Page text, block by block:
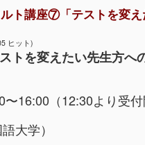
ト講座⑦「テストを変え
ヒット)
トを変えたい先生方へ
16:00（12:30より受付
大学）